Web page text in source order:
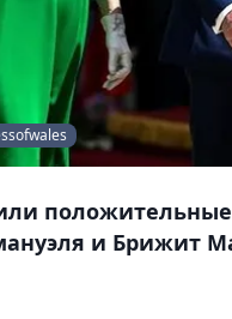
и Брижит